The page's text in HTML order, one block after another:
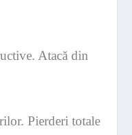
Atacă din
Pierderi totale